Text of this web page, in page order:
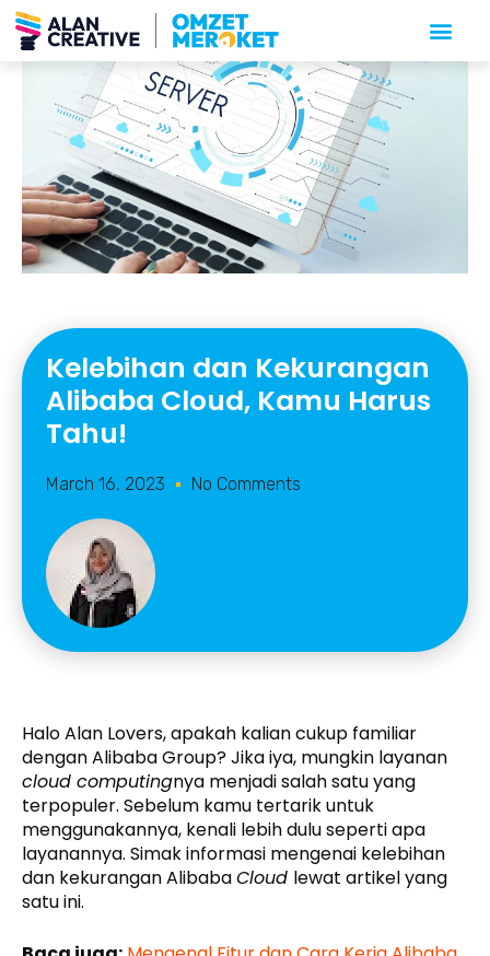
Kelebihan dan Kekurangan
Alibaba Cloud, Kamu Harus
Tahu!
March 16, 2023 No Comments
Halo Alan Lovers, apakah kalian cukup familiar
dengan Alibaba Group? Jika iya, mungkin layanan
cloud computingnya menjadi salah satu yang
terpopuler. Sebelum kamu tertarik untuk
menggunakannya, kenali lebih dulu seperti apa
layanannya. Simak informasi mengenai kelebihan
dan kekurangan AlibabaCloud lewat artikel yang
satu ini.